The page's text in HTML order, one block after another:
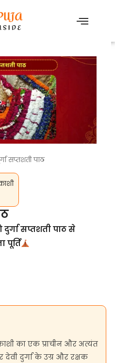
सप्तशती पाठ
दुर्गा सप्तशती पाठ से
का एक प्राचीन और अत्यंत
देवी दुर्गा के उग्र और रक्षक